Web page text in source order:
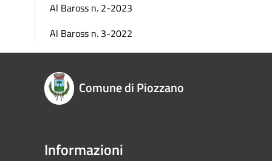
Al Baross n. 2-2023
Al Baross n. 3-2022
Comune di Piozzano
Informazioni